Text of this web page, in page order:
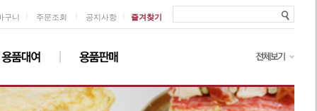
즐겨찾기
구니 주문조회 공지사항